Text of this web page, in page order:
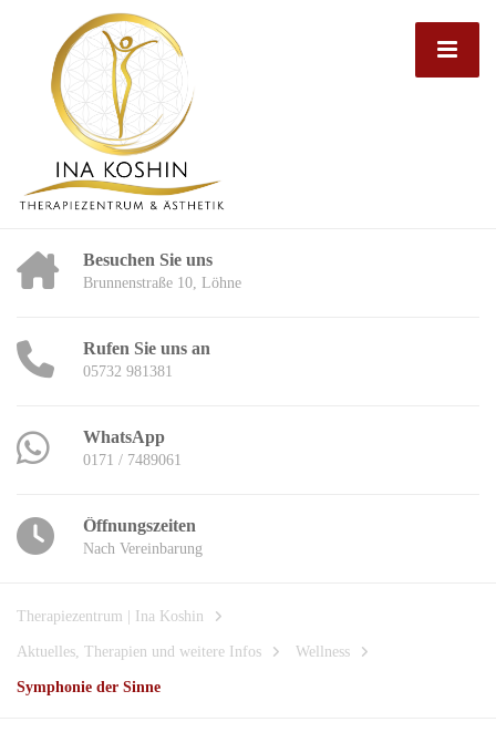
Besuchen Sie uns
Brunnenstraße 10, Löhne
Rufen Sie uns an
05732 981381
WhatsApp
0171 / 7489061
Öffnungszeiten
Nach Vereinbarung
Therapiezentrum | Ina Koshin
Aktuelles, Therapien und weitere Infos
Wellness
Symphonie der Sinne